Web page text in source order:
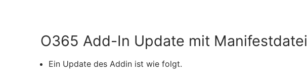
O365 Add-In Update mit Manifestdatei
Ein Update des Addin ist wie folgt.